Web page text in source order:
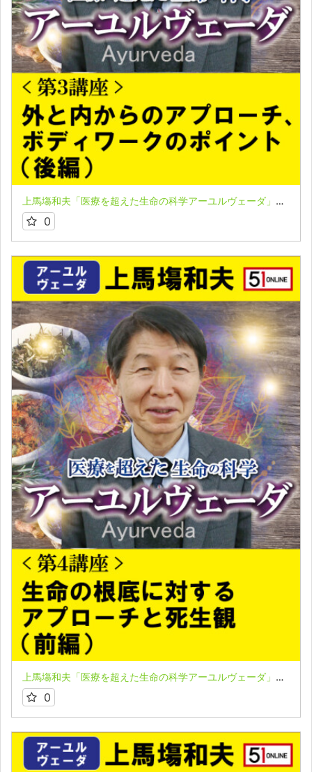
上馬塲和夫「医療を超えた生命の科学アーユルヴェーダ」★第３講座（後編）
0
上馬塲和夫「医療を超えた生命の科学アーユルヴェーダ」★第４講座（前編）
0